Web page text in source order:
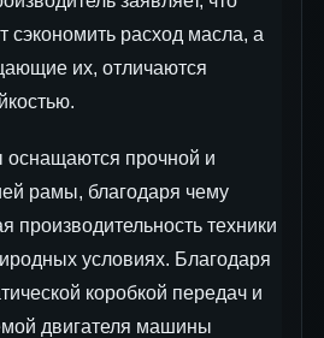
сэкономить расход масла, а
их, отличаются
прочной и
рамы, благодаря чему
производительность техники
условиях. Благодаря
коробкой передач и
двигателя машины